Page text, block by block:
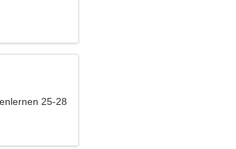
25-28